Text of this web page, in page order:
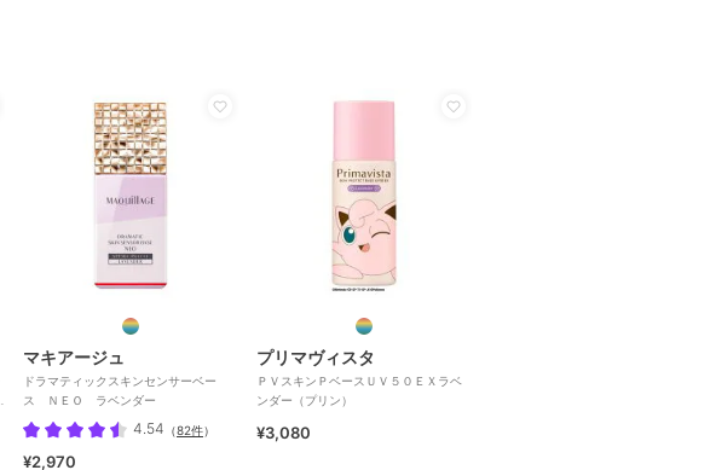
マキアージュ
ドラマティックスキンセンサーベー
ス ＮＥＯ ラベンダー
4.54 （82件）
¥2,970
プリマヴィスタ
ＰＶスキンＰベースＵＶ５０ＥＸラベ
ンダー（プリン）
¥3,080